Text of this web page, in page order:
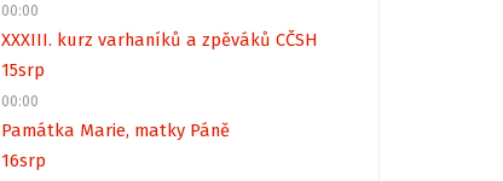
00:00
XXXIII. kurz varhaníků a zpěváků CČSH
15srp
00:00
Památka Marie, matky Páně
16srp